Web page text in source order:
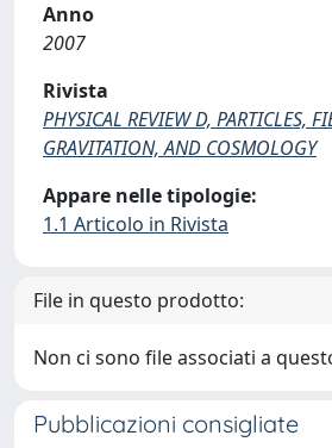
Anno
2007
Rivista
PHYSICAL REVIEW D, PARTICLES,
GRAVITATION, AND COSMOLOGY
Appare nelle tipologie:
1.1 Articolo in Rivista
File in questo prodotto:
Non ci sono file associati a
Pubblicazioni consigliate